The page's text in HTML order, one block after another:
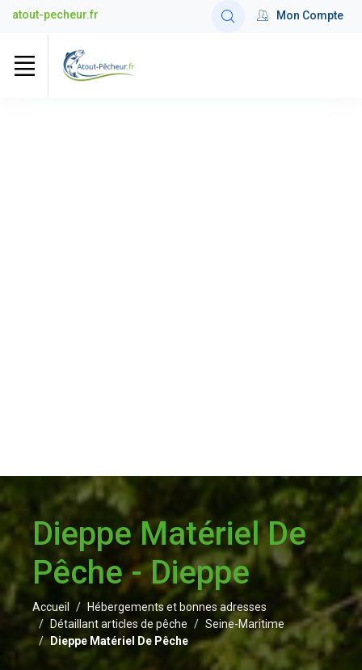
atout-pecheur.fr Mon Compte
Dieppe Matériel De
Pêche - Dieppe
Accueil
Hébergements et bonnes adresses
Détaillant articles de pêche
Seine-Maritime
Dieppe Matériel De Pêche